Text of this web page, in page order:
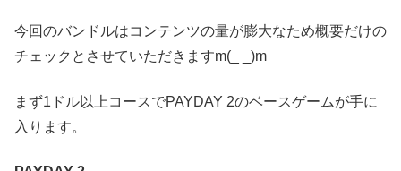
今回のバンドルはコンテンツの量が膨大なため概要だけの
チェックとさせていただきますm(_ _)m
まず1ドル以上コースでPAYDAY 2のベースゲームが手に
入ります。